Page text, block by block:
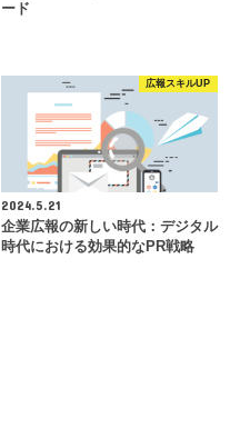
ード
広報スキルUP
2024.5.21
企業広報の新しい時代：デジタル
時代における効果的なPR戦略